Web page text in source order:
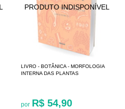
LIVRO - BOTÂNICA - MORFOLOGIA
INTERNA DAS PLANTAS
por R$ 54,90